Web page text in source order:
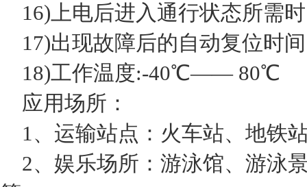
16)上电后进入通行状态所需
17)出现故障后的自动复位时
18)工作温度:-40℃—— 80℃
应用场所：
1、运输站点：火车站、地铁
2、娱乐场所：游泳馆、游泳